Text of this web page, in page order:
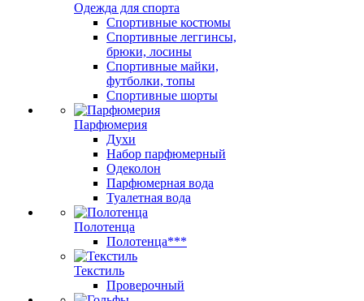
Одежда для спорта
Спортивные костюмы
Спортивные леггинсы,
брюки, лосины
Спортивные майки,
футболки, топы
Спортивные шорты
Парфюмерия
Духи
Набор парфюмерный
Одеколон
Парфюмерная вода
Туалетная вода
Полотенца
Полотенца***
Текстиль
Проверочный